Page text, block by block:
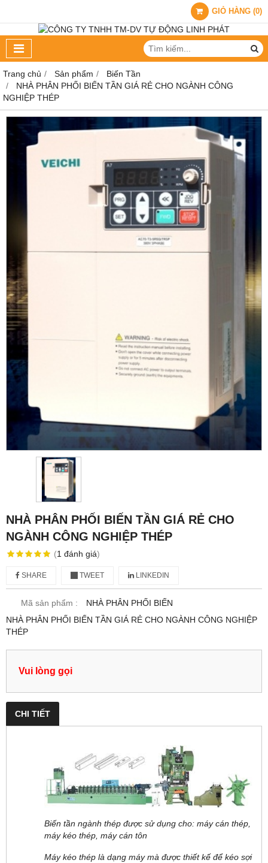
GIỎ HÀNG (0)
Trang chủ Sản phẩm
Biến Tần
NHÀ PHÂN PHỐI BIẾN TẦN GIÁ RẺ CHO NGÀNH CÔNG
NGHIỆP THÉP
NHÀ PHÂN PHỐI BIẾN TẦN GIÁ RẺ CHO
NGÀNH CÔNG NGHIỆP THÉP
(1 đánh giá)
SHARE TWEET LINKEDIN
Mã sản phẩm :
NHÀ PHÂN PHỐI BIẾN
NHÀ PHÂN PHỐI BIẾN TẦN GIÁ RẺ CHO NGÀNH CÔNG NGHIỆP
THÉP
Vui lòng gọi
CHI TIẾT
Biến tần ngành thép được sử dụng cho: máy cán thép,
máy kéo thép, máy cán tôn
Máy kéo thép là dạng máy mà được thiết kế để kéo sợi